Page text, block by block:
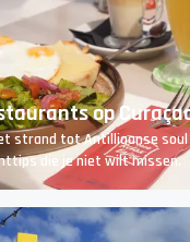
in Europa